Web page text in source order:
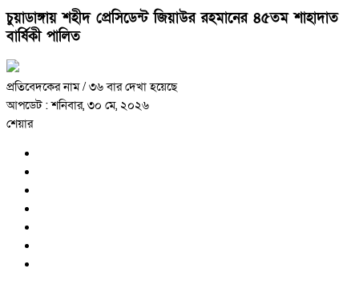
চুয়াডাঙ্গায় শহীদ প্রেসিডেন্ট জিয়াউর রহমানের ৪৫তম শাহাদাত
বার্ষিকী পালিত
প্রতিবেদকের নাম/ ৩৬ বার দেখা হয়েছে
আপডেট : শনিবার, ৩০ মে, ২০২৬
শেয়ার